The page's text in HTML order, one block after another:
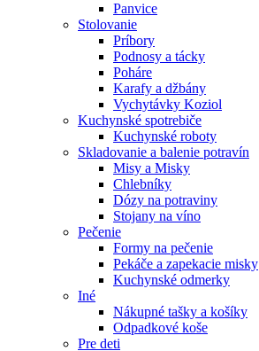
Panvice
Stolovanie
Príbory
Podnosy a tácky
Poháre
Karafy a džbány
Vychytávky Koziol
Kuchynské spotrebiče
Kuchynské roboty
Skladovanie a balenie potravín
Misy a Misky
Chlebníky
Dózy na potraviny
Stojany na víno
Pečenie
Formy na pečenie
Pekáče a zapekacie misky
Kuchynské odmerky
Iné
Nákupné tašky a košíky
Odpadkové koše
Pre deti